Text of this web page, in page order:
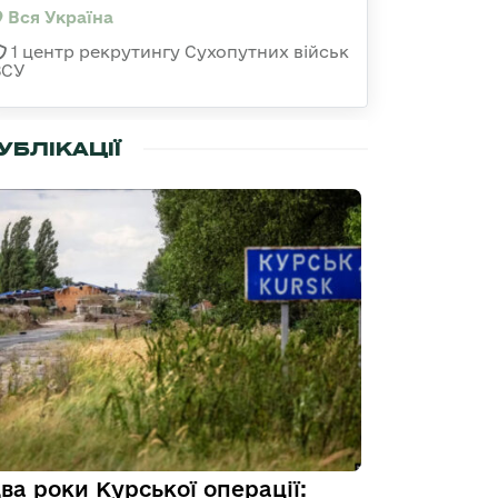
Вся Україна
1 центр рекрутингу Сухопутних військ
роки Курської операції: